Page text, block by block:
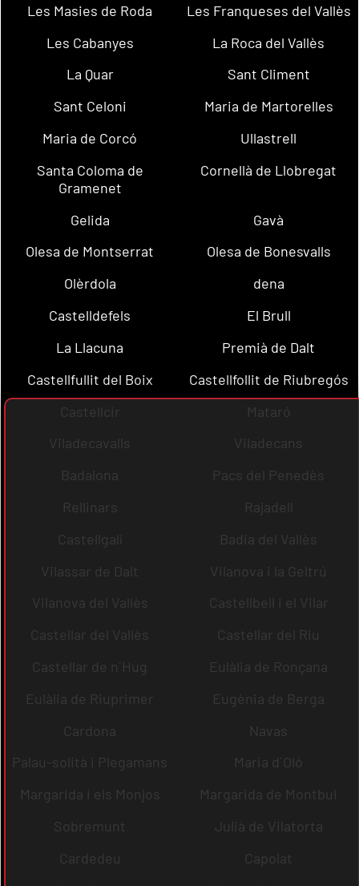
Les Masies de Roda
Les Franqueses del Vallès
Les Cabanyes
La Roca del Vallès
La Quar
Sant Climent
Sant Celoni
Maria de Martorelles
Maria de Corcó
Ullastrell
Santa Coloma de
Gramenet
Cornellà de Llobregat
Gelida
Gavà
Olesa de Montserrat
Olesa de Bonesvalls
Olèrdola
dena
Castelldefels
El Brull
La Llacuna
Premià de Dalt
Castellfullit del Boix
Castellfollit de Riubregós
Castellcir
Mataró
Viladecavalls
Viladecans
Badalona
Pacs del Penedès
Rellinars
Rajadell
Castellgalí
Badia del Vallès
Vilassar de Dalt
Vilanova i la Geltrú
Vilanova del Vallès
Castellbell i el Vilar
Castellar del Vallès
Castellar del Riu
Castellar de n´Hug
Eulàlia de Ronçana
Eulàlia de Riuprimer
Eugènia de Berga
Cardona
Navas
Palau-solità i Plegamans
Maria d´Oló
Margarida i els Monjos
Margarida de Montbui
Sobremunt
Julià de Vilatorta
Cardedeu
Capolat